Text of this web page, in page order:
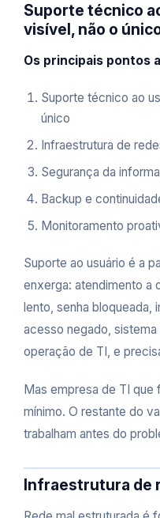
Suporte técnico
visível, não o
Os principais pontos
Suporte técnico ao
único
Infraestrutura de
Segurança da
Backup e
Monitoramento
Suporte ao usuário é a
enxerga: atendimento a
lento, senha bloqueada,
acesso negado,
operação de TI, e
Mas empresa de TI que
mínimo. O restante do
trabalham antes do
Infraestrutura de